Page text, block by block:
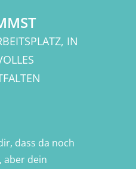
IN
dass da noch
aber dein